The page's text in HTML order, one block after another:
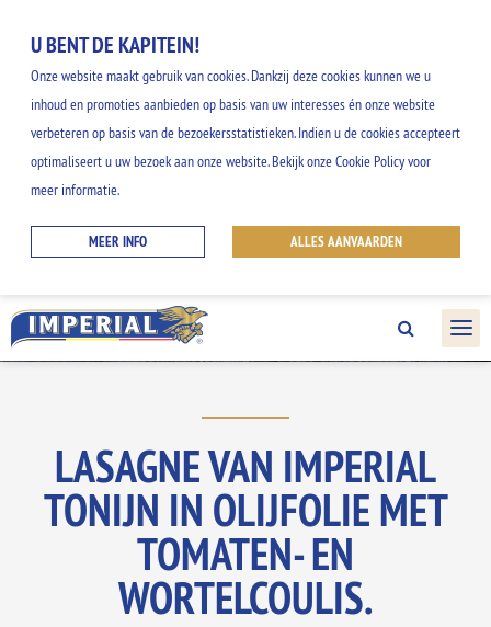
U BENT DE KAPITEIN!
Onze website maakt gebruik van cookies. Dankzij deze cookies kunnen we u
inhoud en promoties aanbieden op basis van uw interesses én onze website
verbeteren op basis van de bezoekersstatistieken. Indien u de cookies accepteert
optimaliseert u uw bezoek aan onze website. Bekijk onze Cookie Policy voor
meer informatie.
MEER INFO ALLES AANVAARDEN
ONZE RECEPTEN
Ontdek onze gemakkelijke en creatieve
ideeën, en geniet van alle smaken uit het
LASAGNE VAN IMPERIAL
TONIJN IN OLIJFOLIE MET
TOMATEN- EN
WORTELCOULIS.